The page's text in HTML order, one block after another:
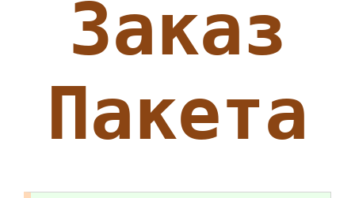
Заказ
Пакета